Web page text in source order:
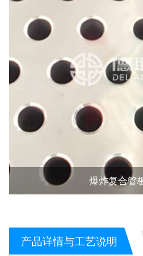
爆炸复合管
产品详情与工艺说明